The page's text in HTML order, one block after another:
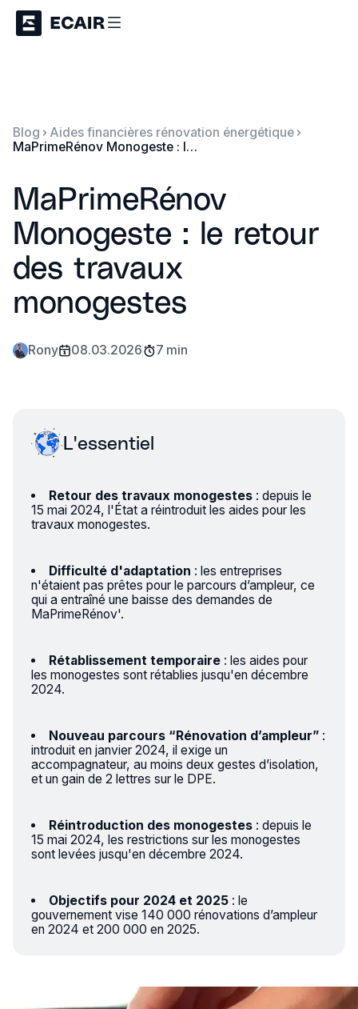
Blog
Aides financières rénovation énergétique
MaPrimeRénov Monogeste : le retour des travaux monogestes
MaPrimeRénov
Monogeste : le retour
des travaux
monogestes
Rony 08.03.2026 7 min
L'essentiel
Retour des travaux monogestes : depuis le
15 mai 2024, l'État a réintroduit les aides pour les
travaux monogestes.
Difficulté d'adaptation : les entreprises
n'étaient pas prêtes pour le parcours d’ampleur, ce
qui a entraîné une baisse des demandes de
MaPrimeRénov'.
Rétablissement temporaire : les aides pour
les monogestes sont rétablies jusqu'en décembre
2024.
Nouveau parcours “Rénovation d’ampleur” :
introduit en janvier 2024, il exige un
accompagnateur, au moins deux gestes d’isolation,
et un gain de 2 lettres sur le DPE.
Réintroduction des monogestes : depuis le
15 mai 2024, les restrictions sur les monogestes
sont levées jusqu'en décembre 2024.
Objectifs pour 2024 et 2025 : le
gouvernement vise 140 000 rénovations d’ampleur
en 2024 et 200 000 en 2025.